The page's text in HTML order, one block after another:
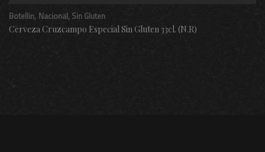
Botellin Nacional Sin Gluten
Cerveza Cruzcampo Especial Sin Gluten 33cl. (N.R)